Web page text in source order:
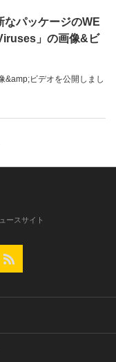
パッケージのWE
」の画像&ビ
&amp;ビデオを公開しまし
ースサイト